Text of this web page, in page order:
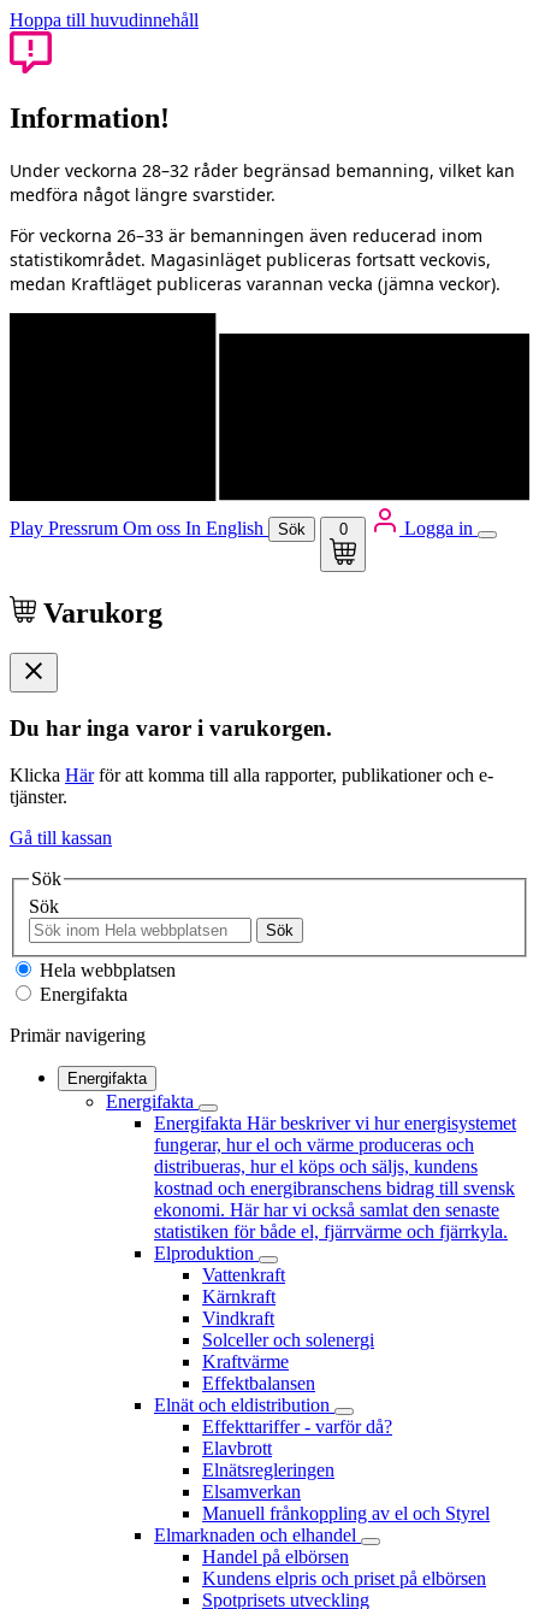
Hoppa till huvudinnehåll
Information!
Under veckorna 28–32 råder begränsad bemanning, vilket kan
medföra något längre svarstider.
För veckorna 26–33 är bemanningen även reducerad inom
statistikområdet. Magasinläget publiceras fortsatt veckovis,
medan Kraftläget publiceras varannan vecka (jämna veckor).
Play Pressrum Om oss In English Sök 0 Logga in
Varukorg
Du har inga varor i varukorgen.
Klicka Härför att komma till alla rapporter, publikationer och e-
tjänster.
Gå till kassan
Sök
Sök
Sök
Hela webbplatsen
Energifakta
Primär navigering
Energifakta
Energifakta
Energifakta Här beskriver vi hur energisystemet
fungerar, hur el och värme produceras och
distribueras, hur el köps och säljs, kundens
kostnad och energibranschens bidrag till svensk
ekonomi. Här har vi också samlat den senaste
statistiken för både el, fjärrvärme och fjärrkyla.
Elproduktion
Vattenkraft
Kärnkraft
Vindkraft
Solceller och solenergi
Kraftvärme
Effektbalansen
Elnät och eldistribution
Effekttariffer - varför då?
Elavbrott
Elnätsregleringen
Elsamverkan
Manuell frånkoppling av el och Styrel
Elmarknaden och elhandel
Handel på elbörsen
Kundens elpris och priset på elbörsen
Spotprisets utveckling